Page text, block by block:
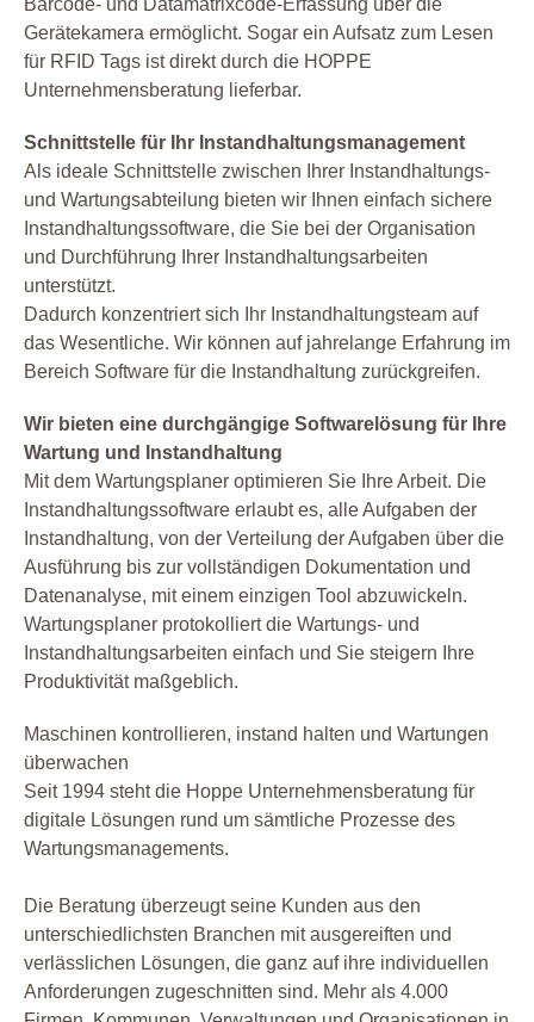
Barcode- und Datamatrixcode-Erfassung über die
Gerätekamera ermöglicht. Sogar ein Aufsatz zum Lesen
für RFID Tags ist direkt durch die HOPPE
Unternehmensberatung lieferbar.
Schnittstelle für Ihr Instandhaltungsmanagement
Als ideale Schnittstelle zwischen Ihrer Instandhaltungs-
und Wartungsabteilung bieten wir Ihnen einfach sichere
Instandhaltungssoftware, die Sie bei der Organisation
und Durchführung Ihrer Instandhaltungsarbeiten
unterstützt.
Dadurch konzentriert sich Ihr Instandhaltungsteam auf
das Wesentliche. Wir können auf jahrelange Erfahrung im
Bereich Software für die Instandhaltung zurückgreifen.
Wir bieten eine durchgängige Softwarelösung für Ihre
Wartung und Instandhaltung
Mit dem Wartungsplaner optimieren Sie Ihre Arbeit. Die
Instandhaltungssoftware erlaubt es, alle Aufgaben der
Instandhaltung, von der Verteilung der Aufgaben über die
Ausführung bis zur vollständigen Dokumentation und
Datenanalyse, mit einem einzigen Tool abzuwickeln.
Wartungsplaner protokolliert die Wartungs- und
Instandhaltungsarbeiten einfach und Sie steigern Ihre
Produktivität maßgeblich.
Maschinen kontrollieren, instand halten und Wartungen
überwachen
Seit 1994 steht die Hoppe Unternehmensberatung für
digitale Lösungen rund um sämtliche Prozesse des
Wartungsmanagements.
Die Beratung überzeugt seine Kunden aus den
unterschiedlichsten Branchen mit ausgereiften und
verlässlichen Lösungen, die ganz auf ihre individuellen
Anforderungen zugeschnitten sind. Mehr als 4.000